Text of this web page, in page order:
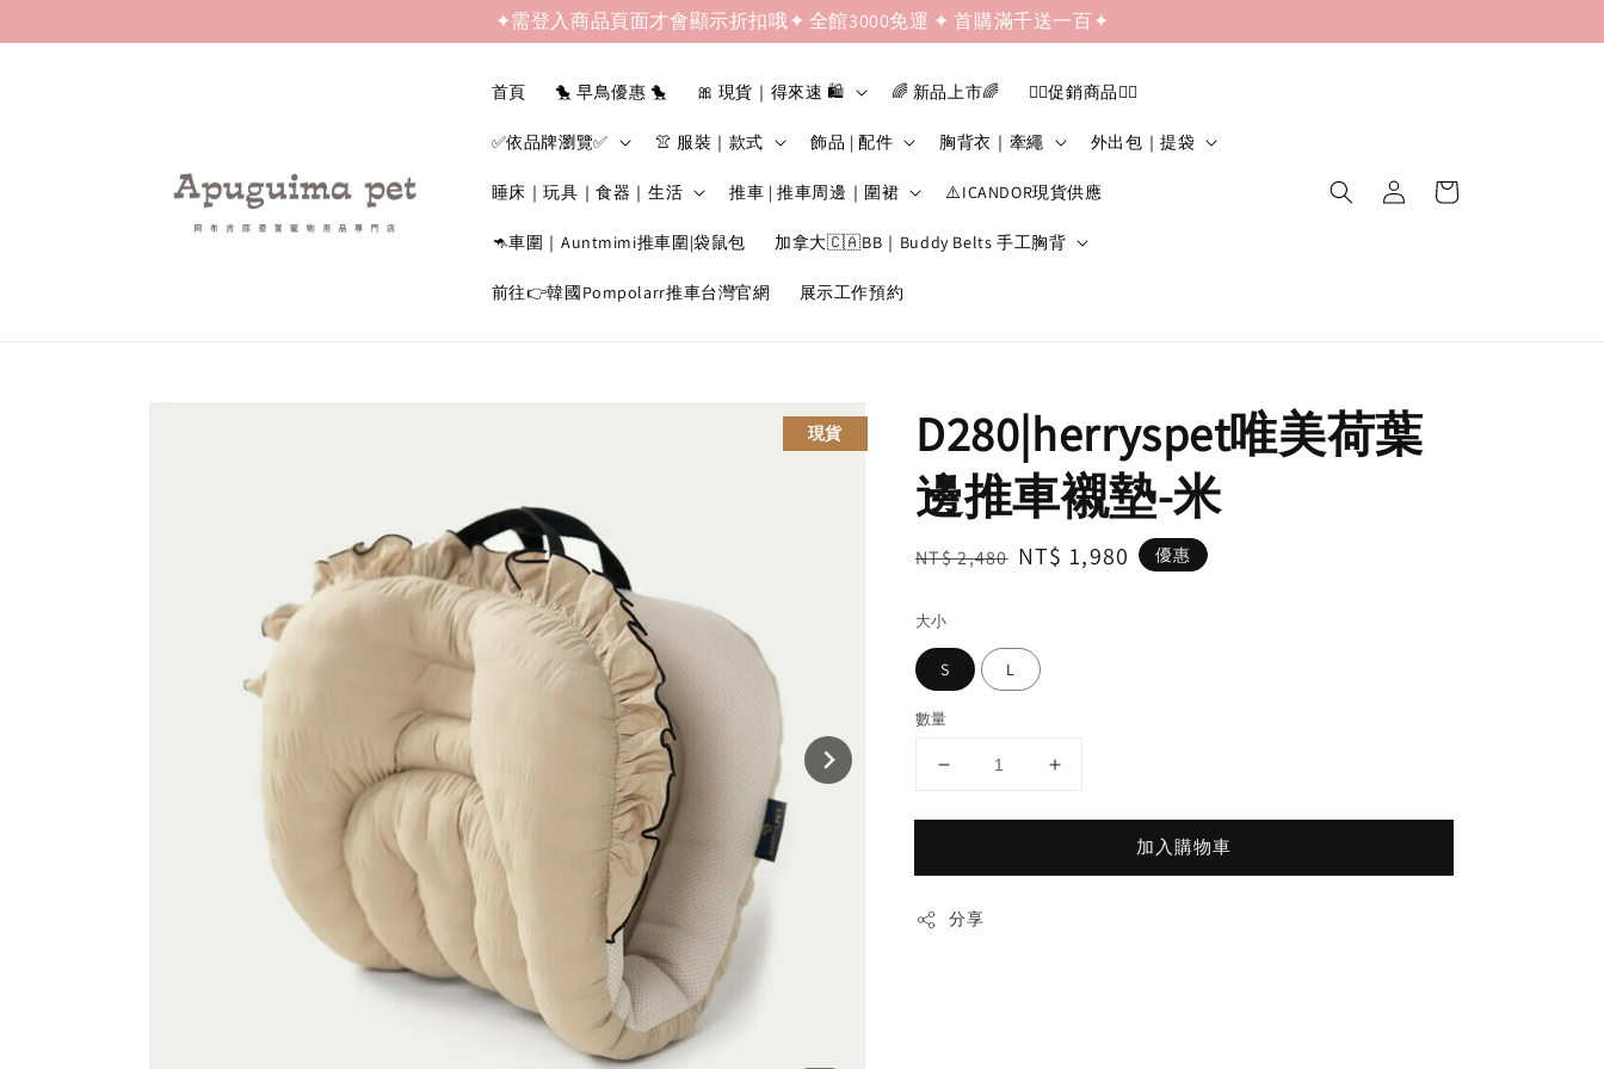
✦需登入商品頁面才會顯示折扣哦✦ 全館3000免運 ✦ 首購滿千送一百✦
首頁 🐤 早鳥優惠 🐤 🎀 現貨｜得來速 🛍️ 🌈 新品上市🌈 ❤️‍🔥促銷商品❤️‍🔥
✅依品牌瀏覽✅ 👚 服裝｜款式 飾品 | 配件 胸背衣｜牽繩 外出包｜提袋
睡床｜玩具｜食器｜生活 推車 | 推車周邊｜圍裙 ⚠️ICANDOR現貨供應
🦘車圍｜Auntmimi推車圍|袋鼠包 加拿大🇨🇦BB｜Buddy Belts 手工胸背
前往👉韓國Pompolarr推車台灣官網 展示工作預約
現貨
D280|herryspet唯美荷葉
邊推車襯墊-米
Regular
NT$ 2,480 Sale
NT$ 1,980 優惠
大小
S L
數量
加入購物車
分享